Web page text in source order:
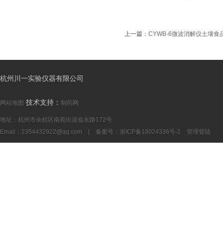
上一篇： CYWB-6微波消解仪土壤食
杭州川一实验仪器有限公司
网站地图 技术支持： 制药网
地址：杭州市余杭区南苑街道临东路172号
Email： 2354432922@qq.com | 备案号： 浙ICP备18024336号-2 管理登陆